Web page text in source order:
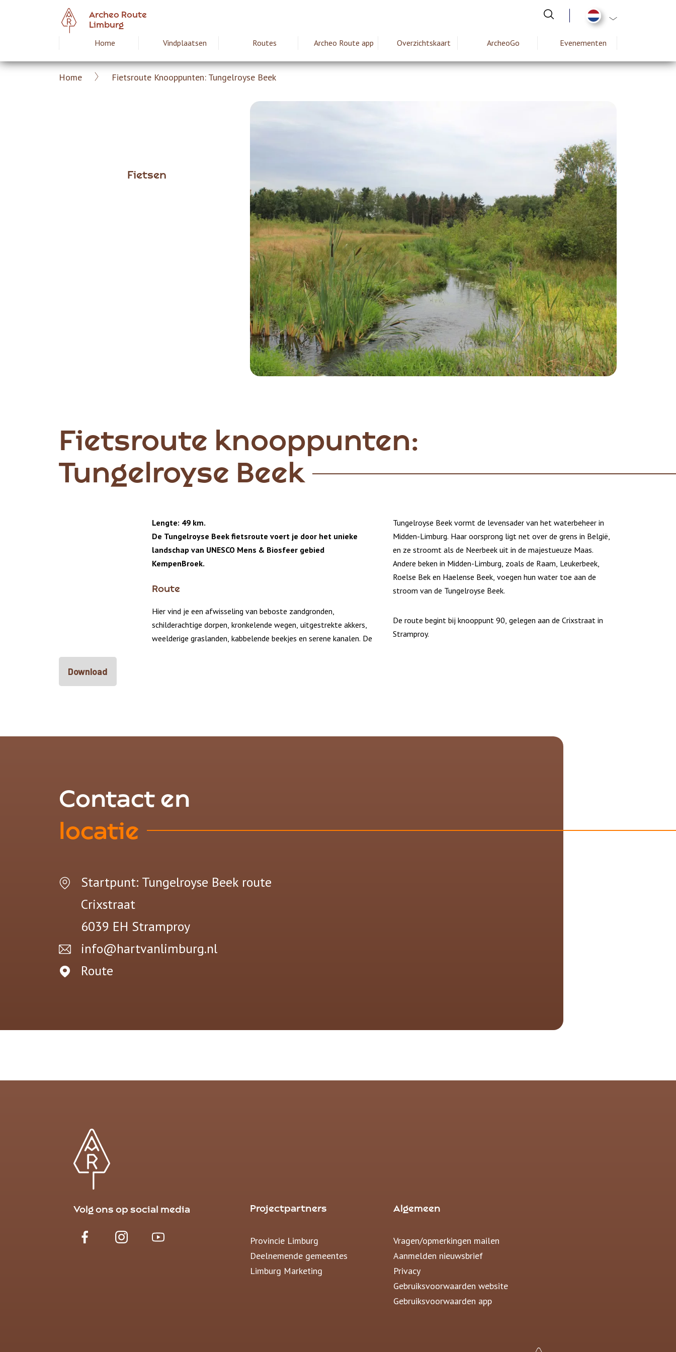
inhoud
Aanvullende
Archeo Route
Limburg
Hoofdnavigatie
Archeoroute
Home Vindplaatsen Routes Archeo Route app Overzichtskaart ArcheoGo Evenementen
Kruimelpad
Home Fietsroute Knooppunten: Tungelroyse Beek
Fietsen
Fietsroute knooppunten:
Tungelroyse Beek
Lengte: 49 km.
De Tungelroyse Beek fietsroute voert je door het unieke
landschap van UNESCO Mens & Biosfeer gebied
KempenBroek.
Route
Hier vind je een afwisseling van beboste zandgronden,
schilderachtige dorpen, kronkelende wegen, uitgestrekte akkers,
weelderige graslanden, kabbelende beekjes en serene kanalen. De
Tungelroyse Beek vormt de levensader van het waterbeheer in
Midden-Limburg. Haar oorsprong ligt net over de grens in België,
en ze stroomt als de Neerbeek uit in de majestueuze Maas.
Andere beken in Midden-Limburg, zoals de Raam, Leukerbeek,
Roelse Bek en Haelense Beek, voegen hun water toe aan de
stroom van de Tungelroyse Beek.
De route begint bij knooppunt 90, gelegen aan de Crixstraat in
Stramproy.
Download
Contact en
locatie
Startpunt: Tungelroyse Beek route
Crixstraat
6039 EH Stramproy
info@hartvanlimburg.nl
Route
Volg ons op social media Projectpartners
Provincie Limburg
Deelnemende gemeentes
Limburg Marketing
Algemeen
Vragen/opmerkingen mailen
Aanmelden nieuwsbrief
Privacy
Gebruiksvoorwaarden website
Gebruiksvoorwaarden app